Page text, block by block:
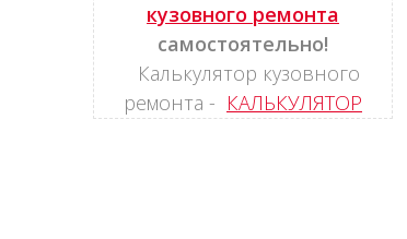
кузовного ремонта
самостоятельно!
Калькулятор кузовного
ремонта - КАЛЬКУЛЯТОР